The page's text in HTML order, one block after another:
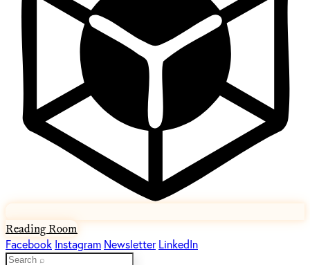
Reading Room
Facebook Instagram Newsletter LinkedIn